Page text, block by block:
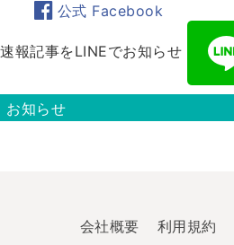
公式 Facebook
速報記事をLINEでお知らせ
お知らせ
会社概要
利用規約